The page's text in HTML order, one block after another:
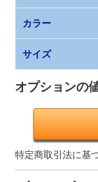
カラー
サイズ
オプションの
特定商取引法に基